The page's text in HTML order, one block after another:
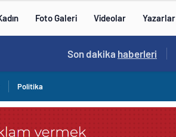
Foto Galeri Videolar Yazarlar
14:57 /
Son dakika haberleri
Politika